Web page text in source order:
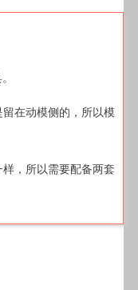
在动模侧的，所以模
，所以需要配备两套